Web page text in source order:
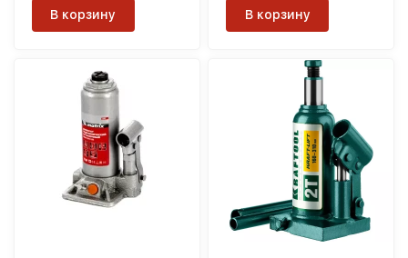
В корзину В корзину